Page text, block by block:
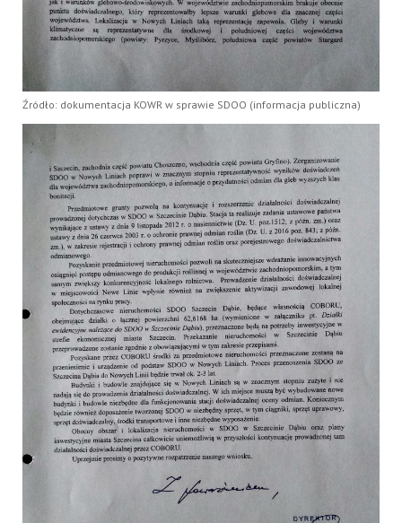
Źródło: dokumentacja KOWR w sprawie SDOO (informacja publiczna)